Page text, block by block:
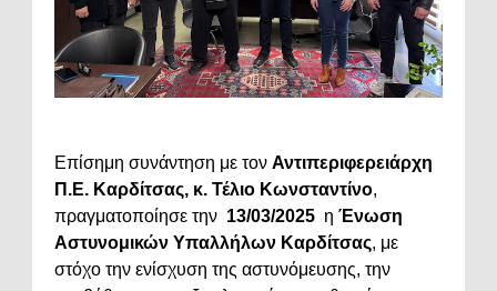
Επίσημη συνάντηση με τον Αντιπεριφερειάρχη
Π.Ε. Καρδίτσας, κ. Τέλιο Κωνσταντίνο,
πραγματοποίησε την 13/03/2025 η Ένωση
Αστυνομικών Υπαλλήλων Καρδίτσας, με
στόχο την ενίσχυση της αστυνόμευσης, την